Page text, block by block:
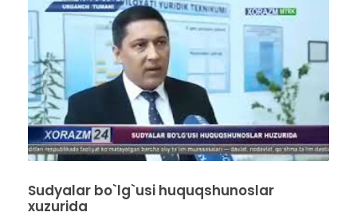
Sudyalar bo`lg`usi huquqshunoslar
xuzurida